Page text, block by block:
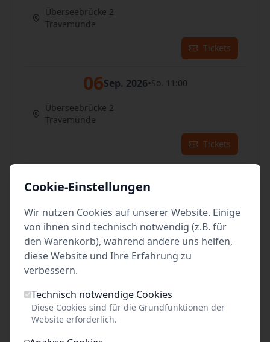
Überseebrücke 2
Travemünde
Tickets
06Sep. 2026•So. 11:00
Überseebrücke 2
Travemünde
Tickets
07 Sep. 2026
Travemünde
Tickets
Überseebrücke 2
Travemünde
Cookie-Einstellungen
Wir nutzen Cookies auf unserer Website. Einige
von ihnen sind technisch notwendig (z.B. für
den Warenkorb), während andere uns helfen,
diese Website und Ihre Erfahrung zu
verbessern.
Technisch notwendige Cookies
Diese Cookies sind für die Grundfunktionen der
Website erforderlich.